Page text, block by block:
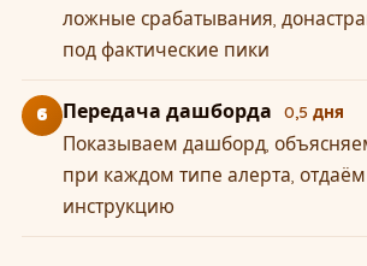
ложные срабатывания,
под фактические пики
6 Передача дашборда 0,5 дня
Показываем дашборд,
при каждом типе алерта,
инструкцию